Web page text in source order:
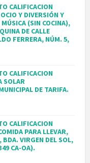
CALIFICACION
Y DIVERSIÓN Y
(SIN COCINA),
DE CALLE
FERRERA, NÚM. 5,
CALIFICACION
SOLAR
DE TARIFA.
CALIFICACION
PARA LLEVAR,
BDA. VIRGEN DEL SOL,
CA-OA).